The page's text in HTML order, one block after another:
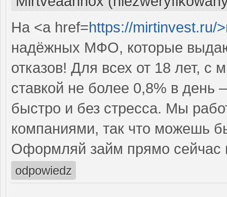
На <a href=https://mirtinvest.ru/
надёжных МФО, которые
отказов! Для всех от 18 лет,
ставкой не более 0,8% в день
быстро и без стресса. Мы
компаниями, так что можешь
Оформляй займ прямо сейчас
odpowiedz